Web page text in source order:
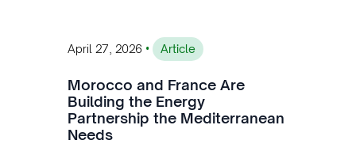
April 27, 2026 • Article
Morocco and France Are
Building the Energy
Partnership the Mediterranean
Needs